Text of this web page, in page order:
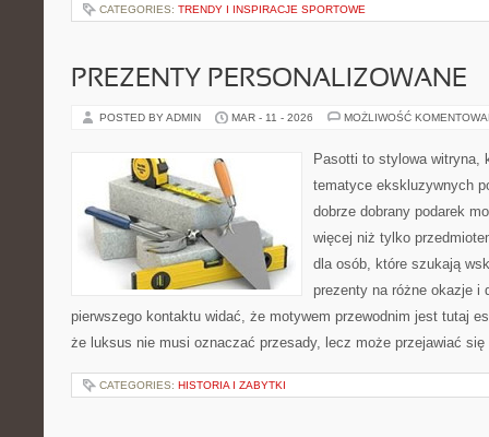
CATEGORIES: TRENDY I INSPIRACJE SPORTOWE
PREZENTY PERSONALIZOWANE
POSTED BY ADMIN MAR - 11 - 2026 MOŻLIWOŚĆ
Pasotti to stylowa witryna,
tematyce ekskluzywnych
dobrze dobrany podarek
więcej niż tylko
dla osób, które szukają
prezenty na różne okazje i
pierwszego kontaktu widać, że motywem przewodnim jest tutaj
że luksus nie musi oznaczać przesady, lecz może przejawiać
CATEGORIES: HISTORIA I ZABYTKI